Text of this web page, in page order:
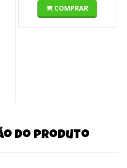
COMPRAR
do produto